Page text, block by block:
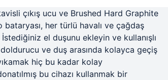
çıkış ucu ve Brushed Hard Graphite
bataryası, her türlü havalı ve çağdaş
İstediğiniz el duşunu ekleyin ve kullanışlı
ve duş arasında kolayca geçiş
hiç bu kadar kolay
bu cihazı kullanmak bir